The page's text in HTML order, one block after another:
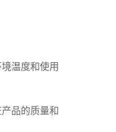
温度和使用
品的质量和